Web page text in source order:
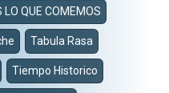
LO QUE COMEMOS
Tabula Rasa
Tiempo Historico